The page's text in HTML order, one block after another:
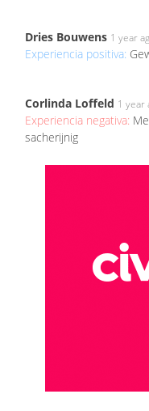
Dries Bouwens 1 year
Experiencia positiva:
Corlinda Loffeld 1 year
Experiencia negativa:
sacherijnig